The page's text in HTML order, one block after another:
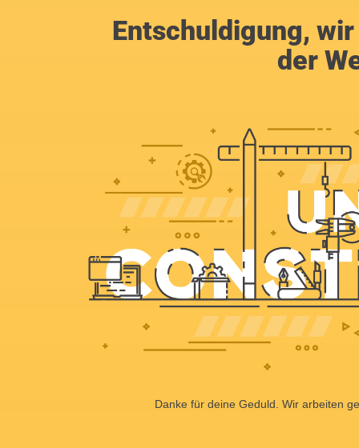
Entschuldigung,
der
Danke für deine Geduld. Wir arbeiten